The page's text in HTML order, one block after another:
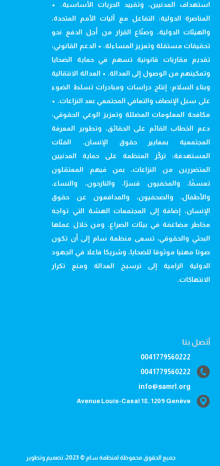
استهداف المدنيين، وتقييد الحريات الأساسية. •
المناصرة الدولية: التفاعل مع آليات الأمم المتحدة،
والهيئات الدولية، وصنّاع القرار من أجل الدفع نحو
تحقيقات مستقلة وتعزيز المساءلة. • الدعم القانوني:
تقديم مقاربات قانونية تسهم في حماية الضحايا
وتمكينهم من الوصول إلى العدالة. • العدالة الانتقالية
وبناء السلام: إنتاج دراسات ومبادرات تسلط الضوء
على سبل الإنصاف والتعافي المجتمعي بعد النزاعات. •
مكافحة المعلومات المضللة وتعزيز الوعي الحقوقي:
دعم الخطاب القائم على الحقائق، وتطوير المعرفة
المجتمعية بمعايير حقوق الإنسان. الفئات
المستهدفة: تركّز المنظمة على حماية المدنيين
المتضررين من النزاعات، بمن فيهم المعتقلون
تعسفًا، والمخفيون قسرًا، والنازحون، والنساء،
والأطفال، والصحفيون، والمدافعون عن حقوق
الإنسان، إضافة إلى المجتمعات الهشة التي تواجه
مخاطر مضاعفة في بيئات الصراع. ومن خلال عملها
البحثي والحقوقي، تسعى منظمة سام إلى أن تكون
صوتا مهنيا موثوقا للضحايا، وشريكا فاعلا في الجهود
الدولية الرامية إلى ترسيخ العدالة ومنع تكرار
الانتهاكات.
أتصل بنا
0041779560222
0041779560222
info@samrl.org
Avenue Louis-Casaï 18, 1209 Genève
جميع الحقوق محفوظة لمنظمة سام © 2023، تصميم وتطوير